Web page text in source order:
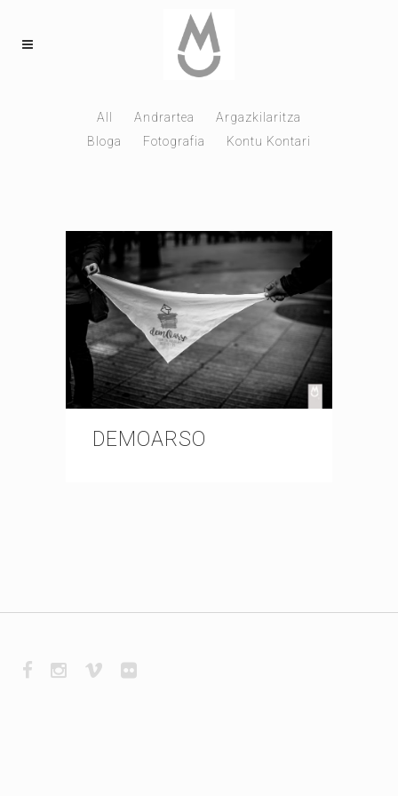
All Andrartea
Argazkilaritza
Bloga
Fotografia Kontu Kontari
DEMOARSO